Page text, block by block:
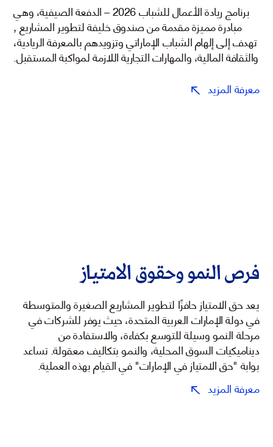
برنامج ريادة الأعمال للشباب 2026 – الدفعة الصيفية، وهي
مبادرة مميزة مقدمة من صندوق خليفة لتطوير المشاريع ,
تهدف إلى إلهام الشباب الإماراتي وتزويدهم بالمعرفة الريادية،
والثقافة المالية، والمهارات التجارية اللازمة لمواكبة المستقبل.
معرفة المزيد
فرص النمو وحقوق الامتياز
يعد حق الامتياز حافزًا لتطوير المشاريع الصغيرة والمتوسطة
في دولة الإمارات العربية المتحدة، حيث يوفر للشركات في
مرحلة النمو وسيلة للتوسع بكفاءة، والاستفادة من
ديناميكيات السوق المحلية، والنمو بتكاليف معقولة. تساعد
بوابة "حق الامتياز في الإمارات" في القيام بهذه العملية.
معرفة المزيد